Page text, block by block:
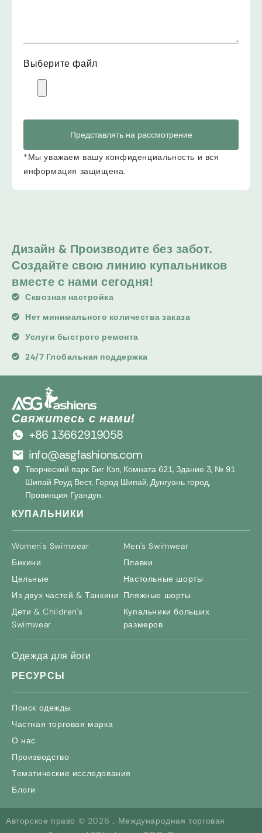
Дизайн & Производите без забот.
Создайте свою линию купальников
вместе с нами сегодня!
Сквозная настройка
Нет минимального количества заказа
Услуги быстрого ремонта
24/7 Глобальная поддержка
Выберите файл
Представлять на рассмотрение
*Мы уважаем вашу конфиденциальность и вся
информация защищена.
Свяжитесь с нами!
+86 13662919058
info@asgfashions.com
Творческий парк Биг Кэп, Комната 621, Здание 3, № 91
Шипай Роуд Вест, Город Шипай, Дунгуань город,
Провинция Гуандун.
КУПАЛЬНИКИ
Women's Swimwear
Бикини
Цельные
Из двух частей & Танкини
Дети &Children's
Swimwear
Men's Swimwear
Плавки
Настольные шорты
Пляжные шорты
Купальники больших
размеров
Одежда для йоги
РЕСУРСЫ
Поиск одежды
Частная торговая марка
О нас
Производство
Тематические исследования
Блоги
Авторское право © 2026，Международная торговая